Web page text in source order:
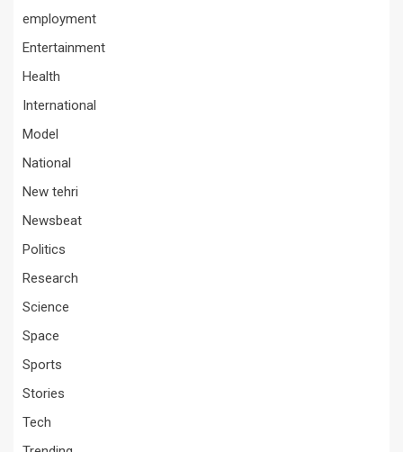
employment
Entertainment
Health
International
Model
National
New tehri
Newsbeat
Politics
Research
Science
Space
Sports
Stories
Tech